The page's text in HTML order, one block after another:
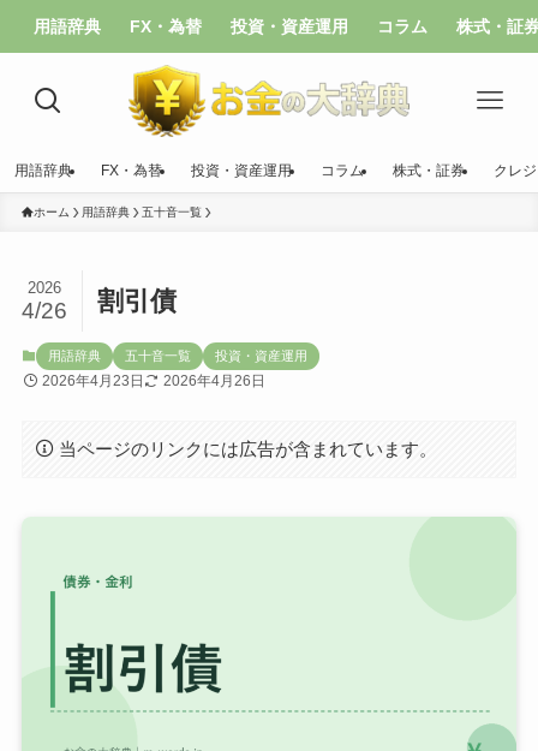
用語辞典 FX・為替 投資・資産運用 コラム 株式・証
用語辞典 FX・為替 投資・資産運用 コラム 株式・証券 クレ
ホーム 用語辞典 五十音一覧
割引債
2026
4/26
用語辞典 五十音一覧 投資・資産運用
2026年4月23日 2026年4月26日
当ページのリンクには広告が含まれています。